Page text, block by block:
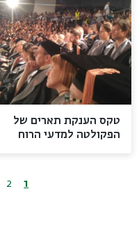
טקס הענקת תארים של
הפקולטה למדעי הרוח
דף
1 דף
2